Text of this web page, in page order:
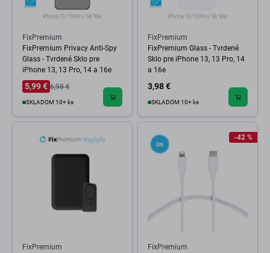
FixPremium
FixPremium Privacy Anti-Spy
Glass - Tvrdené Sklo pre
iPhone 13, 13 Pro, 14 a 16e
5,99 € 6,98 €
SKLADOM 10+ ks
FixPremium
FixPremium Glass - Tvrdené
Sklo pre iPhone 13, 13 Pro, 14
a 16e
3,98 €
SKLADOM 10+ ks
FixPremium
-42 %
FixPremium